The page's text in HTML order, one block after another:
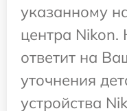
указанному
центра
ответит на
уточнения
устройства